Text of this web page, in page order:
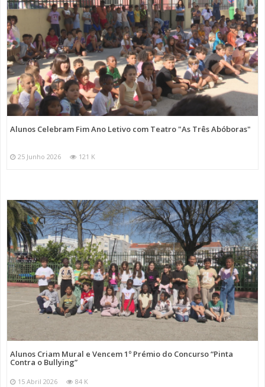
Alunos Celebram Fim Ano Letivo com Teatro "As Três Abóboras"
25 Junho 2026 121 K
Alunos Criam Mural e Vencem 1º Prémio do Concurso “Pinta
Contra o Bullying”
15 Abril 2026 84 K